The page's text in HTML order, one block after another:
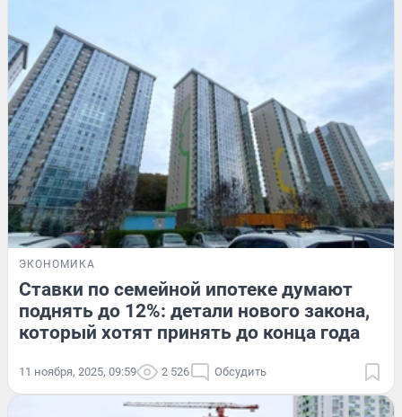
ЭКОНОМИКА
Ставки по семейной ипотеке думают
поднять до 12%: детали нового закона,
который хотят принять до конца года
11 ноября, 2025, 09:59 2 526 Обсудить